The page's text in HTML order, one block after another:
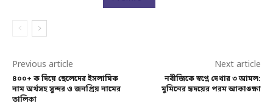
Previous article
৪০০+ ক দিয়ে ছেলেদের ইসলামিক
নাম অর্থসহ সুন্দর ও জনপ্রিয় নামের
তালিকা
Next article
নবীজিকে স্বপ্নে দেখার ৩ আমল:
মুমিনের হৃদয়ের পরম আকাঙ্ক্ষা